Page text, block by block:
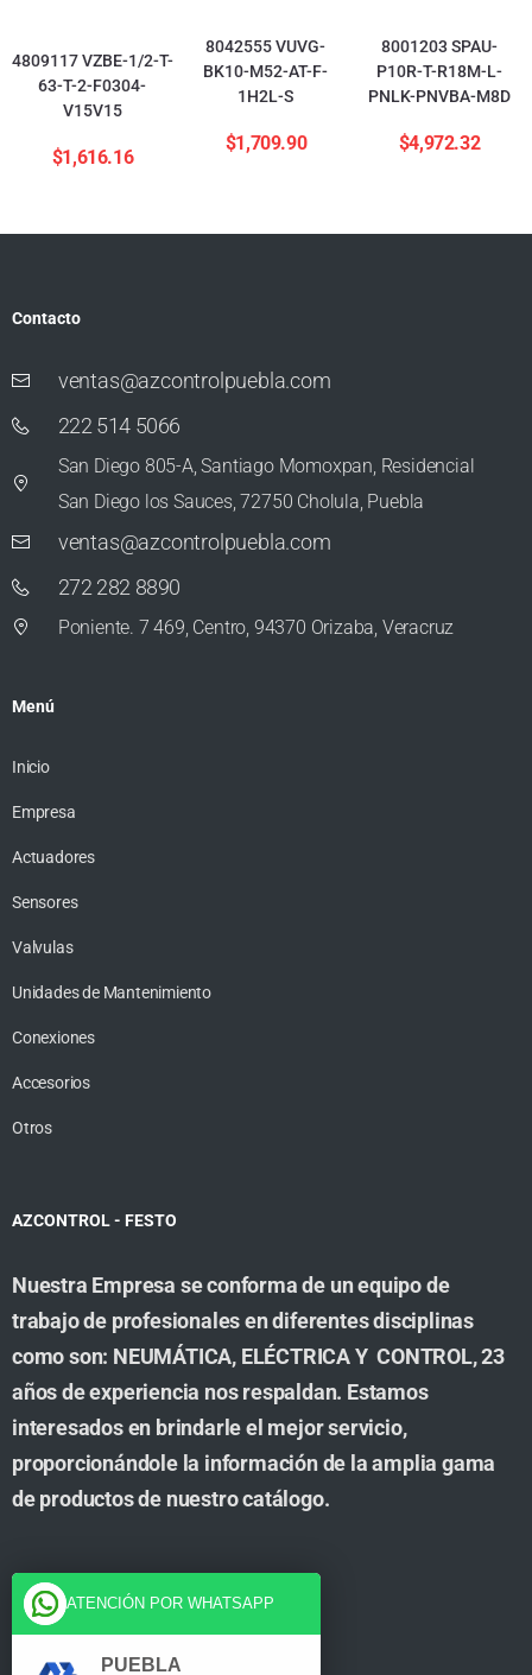
4809117 VZBE-1/2-T-
63-T-2-F0304-
V15V15
$1,616.16
8042555 VUVG-
BK10-M52-AT-F-
1H2L-S
$1,709.90
8001203 SPAU-
P10R-T-R18M-L-
PNLK-PNVBA-M8D
$4,972.32
Contacto
ventas@azcontrolpuebla.com
222 514 5066
San Diego 805-A, Santiago Momoxpan, Residencial
San Diego los Sauces, 72750 Cholula, Puebla
ventas@azcontrolpuebla.com
272 282 8890
Poniente. 7 469, Centro, 94370 Orizaba, Veracruz
Menú
Inicio
Empresa
Actuadores
Sensores
Valvulas
Unidades de Mantenimiento
Conexiones
Accesorios
Otros
AZCONTROL - FESTO
Nuestra Empresa se conforma de un equipo de
trabajo de profesionales en diferentes disciplinas
como son: NEUMÁTICA, ELÉCTRICA Y CONTROL, 23
años de experiencia nos respaldan. Estamos
interesados en brindarle el mejor servicio,
proporcionándole la información de la amplia gama
de productos de nuestro catálogo.
Cuenta
Tienda
ATENCIÓN POR WHATSAPP
PUEBLA